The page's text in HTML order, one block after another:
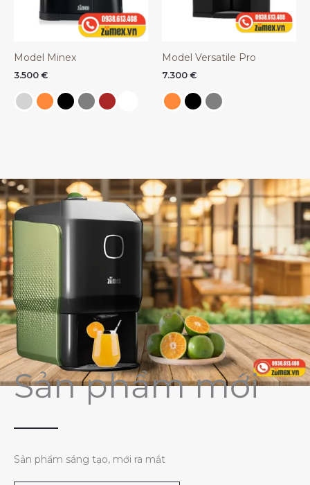
Model Minex
3.500 €
Model Versatile Pro
7.300 €
Sản phẩm mới
Sản phẩm sáng tạo, mới ra mắt